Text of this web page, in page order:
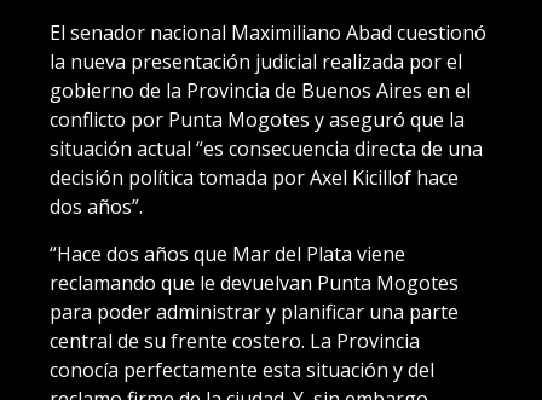
El senador nacional Maximiliano Abad cuestionó
la nueva presentación judicial realizada por el
gobierno de la Provincia de Buenos Aires en el
conflicto por Punta Mogotes y aseguró que la
situación actual “es consecuencia directa de una
decisión política tomada por Axel Kicillof hace
dos años”.
“Hace dos años que Mar del Plata viene
reclamando que le devuelvan Punta Mogotes
para poder administrar y planificar una parte
central de su frente costero. La Provincia
conocía perfectamente esta situación y del